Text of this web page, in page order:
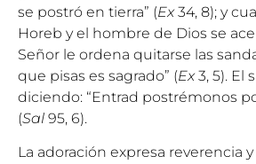
se postró en tierra” (Ex34, 8); y
Horeb y el hombre de Dios se
Señor le ordena quitarse las
que pisas es sagrado” (Ex3, 5). El
diciendo: “Entrad postrémonos
(Sal 95, 6).
La adoración expresa reverencia